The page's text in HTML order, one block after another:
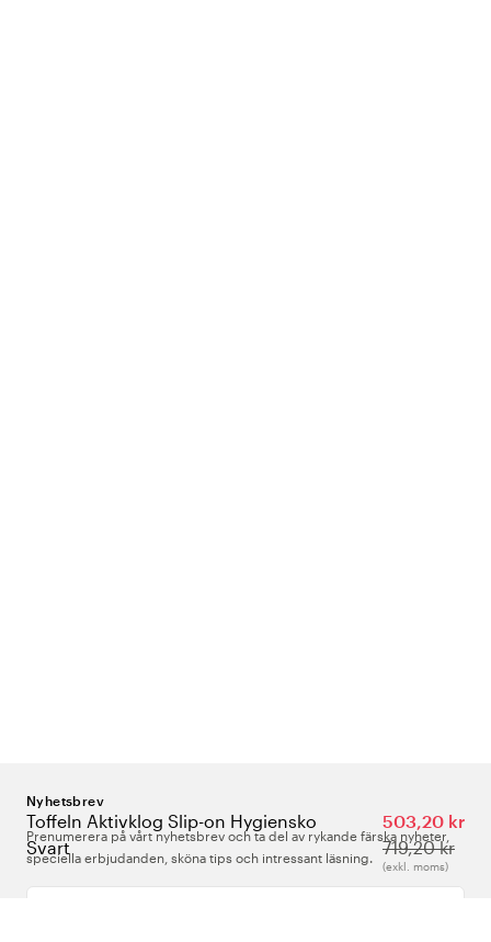
Toffeln Aktivklog Slip-on Hygiensko
Svart
503,20 kr
719,20 kr
(exkl. moms)
Nyhetsbrev
Prenumerera på vårt nyhetsbrev och ta del av rykande färska nyheter,
speciella erbjudanden, sköna tips och intressant läsning.
Ange din e-postadress